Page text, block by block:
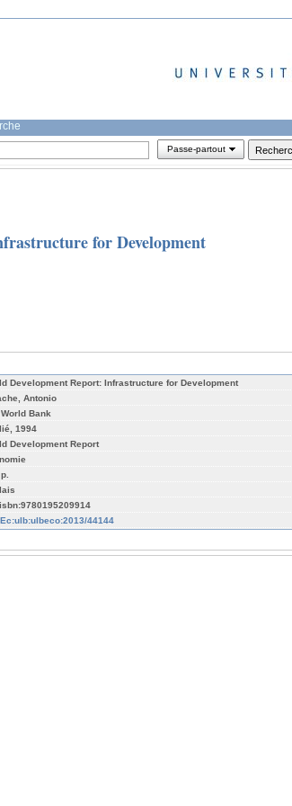
Passe-partout
for Development
Development Report: Infrastructure for Development
Antonio
Bank
1994
Development Report
44144